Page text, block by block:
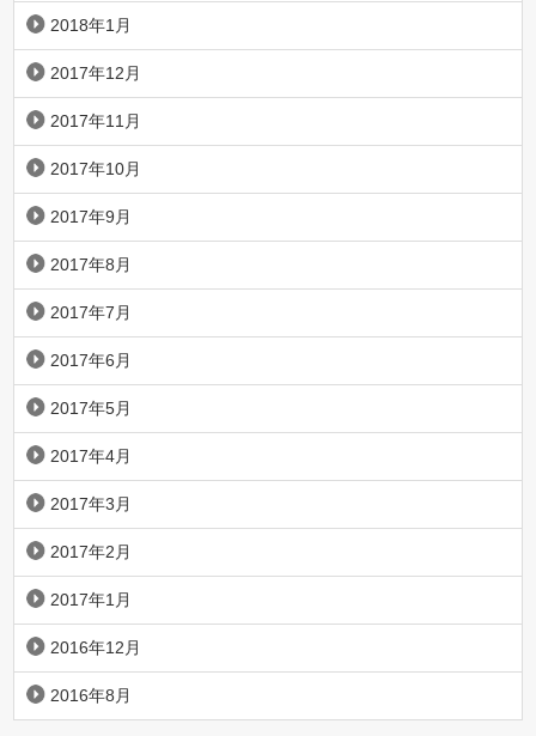
2018年1月
2017年12月
2017年11月
2017年10月
2017年9月
2017年8月
2017年7月
2017年6月
2017年5月
2017年4月
2017年3月
2017年2月
2017年1月
2016年12月
2016年8月